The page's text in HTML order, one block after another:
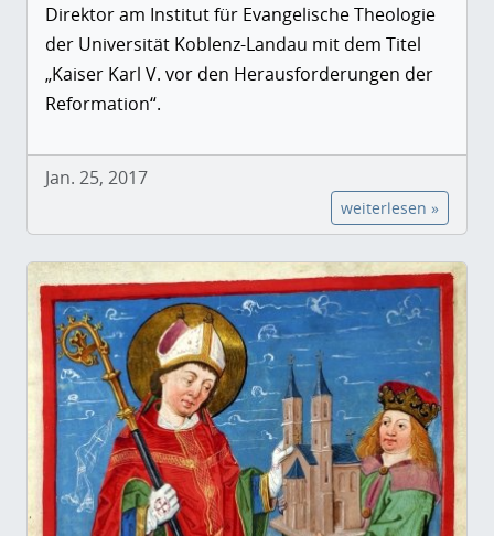
Direktor am Institut für Evangelische Theologie
der Universität Koblenz-Landau mit dem Titel
„Kaiser Karl V. vor den Herausforderungen der
Reformation“.
Jan. 25, 2017
weiterlesen »